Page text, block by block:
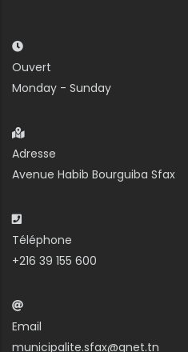
Ouvert
Monday - Sunday
Adresse
Avenue Habib Bourguiba Sfax
Téléphone
+216 39 155 600
Email
municipalite.sfax@gnet.tn